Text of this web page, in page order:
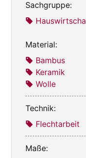
Sachgruppe:
Material:
Bambus
Keramik
Wolle
Technik:
Flechtarbeit
Maße: